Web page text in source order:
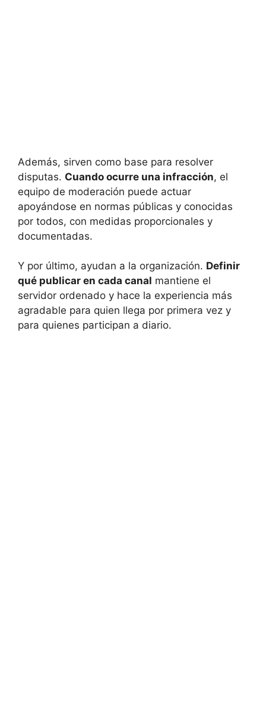
Además, sirven como base para resolver
disputas. Cuando ocurre una infracción, el
equipo de moderación puede actuar
apoyándose en normas públicas y conocidas
por todos, con medidas proporcionales y
documentadas.
Y por último, ayudan a la organización. Definir
qué publicar en cada canal mantiene el
servidor ordenado y hace la experiencia más
agradable para quien llega por primera vez y
para quienes participan a diario.